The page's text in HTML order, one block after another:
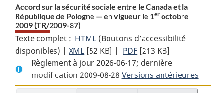
Accord sur la sécurité sociale entre le Canada et la
République de Pologne — en vigueur le 1er octobre
2009 (TR/2009-87)
Texte complet : HTML Texte
complet
:
Accord
sur
(Boutons d’accessibilité
disponibles) |XML Texte
complet
:
Accord
[52 KB] | PDF Texte
complet
:
Accord
[213 KB]
Règlement à jour 2026-06-17; dernière
modification 2009-08-28 Versions antérieures